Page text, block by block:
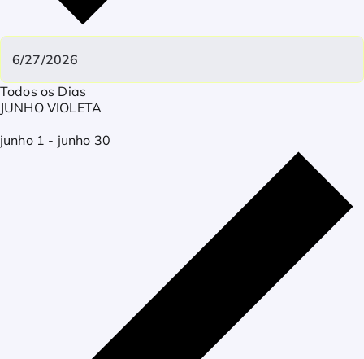
Todos os Dias
JUNHO VIOLETA
junho 1 - junho 30